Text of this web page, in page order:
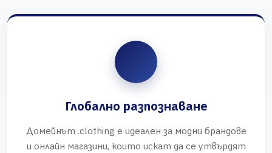
Глобално разпознаване
Домейнът .clothing е идеален за модни брандове
и онлайн магазини, които искат да се утвърдят